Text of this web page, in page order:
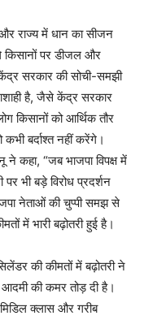
राज्य में धान का सीजन
पर डीजल और
सरकार की सोची-समझी
है, जैसे केंद्र सरकार
किसानों को आर्थिक तौर
बर्दाश्त नहीं करेंगे।
कहा, “जब भाजपा विपक्ष में
भी बड़े विरोध प्रदर्शन
नेताओं की चुप्पी समझ से
में भारी बढ़ोतरी हुई है।
की कीमतों में बढ़ोतरी ने
की कमर तोड़ दी है।
क्लास और गरीब